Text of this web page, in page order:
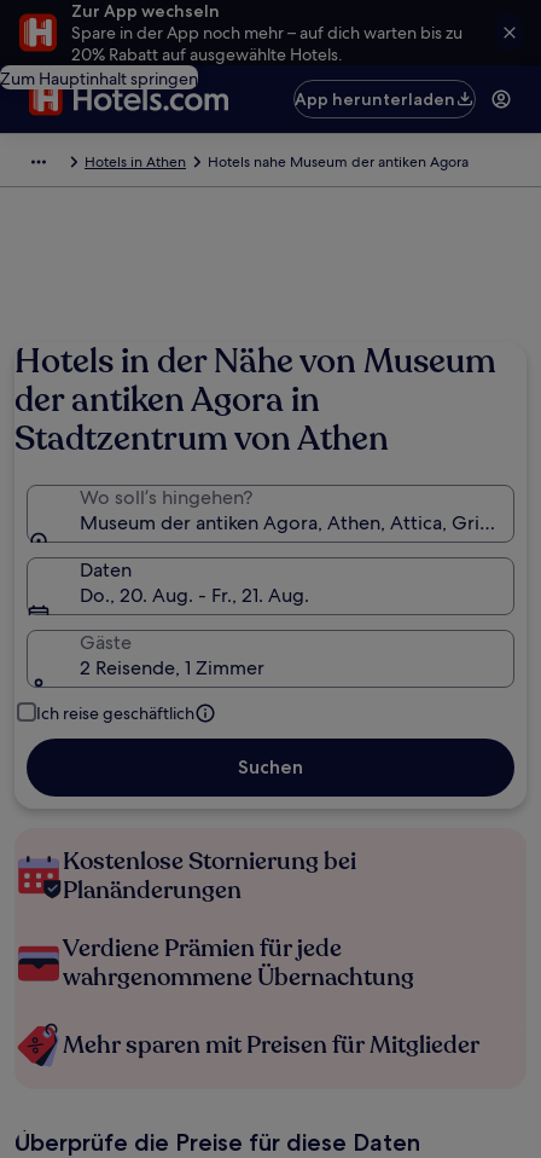
Zur App wechseln
Spare in der App noch mehr – auf dich warten bis zu
20% Rabatt auf ausgewählte Hotels.
Zum Hauptinhalt springen
App herunterladen
Hotels in Athen Hotels nahe Museum der antiken Agora
Hotels in der Nähe von Museum
der antiken Agora in
Stadtzentrum von Athen
Wo soll’s hingehen?
Museum der antiken Agora, Athen, Attica,
Daten
Do., 20. Aug. - Fr., 21. Aug.
Gäste
2 Reisende, 1 Zimmer
Ich reise geschäftlich
Suchen
Kostenlose Stornierung bei
Planänderungen
Verdiene Prämien für jede
wahrgenommene Übernachtung
Mehr sparen mit Preisen für Mitglieder
Überprüfe die Preise für diese Daten